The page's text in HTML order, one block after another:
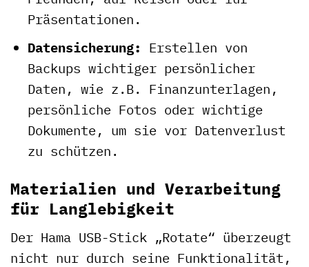
Präsentationen.
Datensicherung: Erstellen von
Backups wichtiger persönlicher
Daten, wie z.B. Finanzunterlagen,
persönliche Fotos oder wichtige
Dokumente, um sie vor Datenverlust
zu schützen.
Materialien und Verarbeitung
für Langlebigkeit
Der Hama USB-Stick „Rotate“ überzeugt
nicht nur durch seine Funktionalität,